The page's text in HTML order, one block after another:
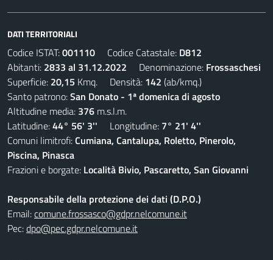
DATI TERRITORIALI
Codice ISTAT:001110 Codice Catastale: D812
Abitanti: 2833 al 31.12.2022 Denominazione: Frossaschesi
Superficie: 20,15 Kmq. Densità: 142 (ab/kmq.)
Santo patrono:San Donato - 1ª domenica di agosto
Altitudine media: 376 m.s.l.m.
Latitudine:44° 56' 3'' Longitudine: 7° 21' 4''
Comuni limitrofi:Cumiana, Cantalupa, Roletto, Pinerolo,
Piscina, Pinasca
Frazioni e borgate: Località Bivio, Pascaretto, San Giovanni
Responsabile della protezione dei dati (D.P.O.)
Email:comune.frossasco@gdpr.nelcomune.it
Pec:dpo@pec.gdpr.nelcomune.it